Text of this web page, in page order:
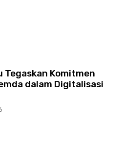
Tegaskan Komitmen
dalam Digitalisasi